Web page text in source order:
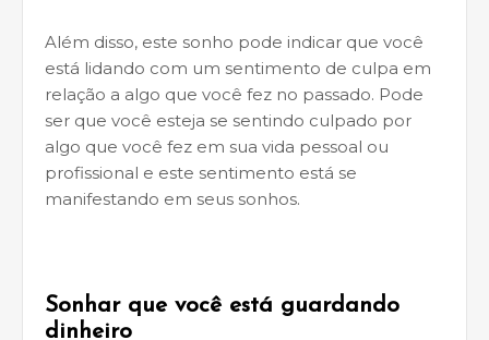
Além disso, este sonho pode indicar que você
está lidando com um sentimento de culpa em
relação a algo que você fez no passado. Pode
ser que você esteja se sentindo culpado por
algo que você fez em sua vida pessoal ou
profissional e este sentimento está se
manifestando em seus sonhos.
Sonhar que você está guardando
dinheiro